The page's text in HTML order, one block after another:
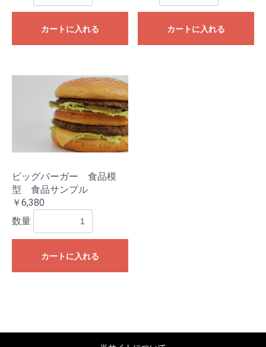
カートに入れる カートに入れる
ビッグバーガー 食品模
型 食品サンプル
￥6,380
数量
カートに入れる